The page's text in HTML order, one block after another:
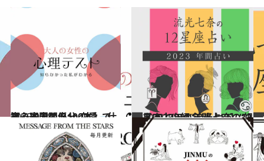
2025.9.28
【心理テスト100本】で知る本当の自分 恋愛、仕事、人間関係…
占い 2022.12.14
【2023年の年間占い】“視える占い師”流光七奈の12星座占い
占い